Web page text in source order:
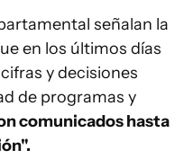
señalan la
en los últimos días
y decisiones
de programas y
comunicados hasta